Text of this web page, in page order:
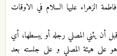
الزهراء عليها السلام في الاوقات
أن يثني المصلي رجله أو يبسطها، أي
على هيئة المصلي و على جلسته بعد